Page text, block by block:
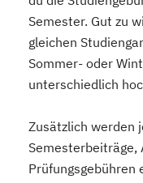
Semester. Gut zu
gleichen
Sommer- oder
unterschiedlich
Zusätzlich werden
Semesterbeiträge,
Prüfungsgebühren